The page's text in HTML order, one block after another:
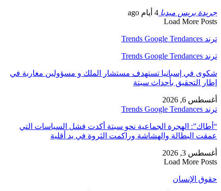
جريدة بريس ميديا 4 أيام ago
Load More Posts
ترند Trends Google Tendances
ترند Trends Google Tendances
شكوى في إسبانيا تستهدف مستشار الملك و مسؤولين مغاربة في
إطار التحقيق بأحداث سبتة
أغسطس 6, 2026
ترند Trends Google Tendances
“أطاك”: الهجرة الجماعية نحو سبتة أكدت فشل السياسات التي
عمقت البطالة والهشاشة وراكمت الثروة في يد أقلية
أغسطس 3, 2026
Load More Posts
حقوق الإنسان